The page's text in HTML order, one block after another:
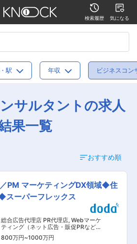
検索履歴 気になる
駅 年収 ビジネスコン
サルタントの求人
果一覧
おすすめ順
PM マーケティングDX領域◆住
スーパーフレックス
総合広告代理店 PR代理店, Webマーケ
ティング（ネット広告・販促PRなど）
業務改革コンサルタント（BPR）
800万円~1000万円